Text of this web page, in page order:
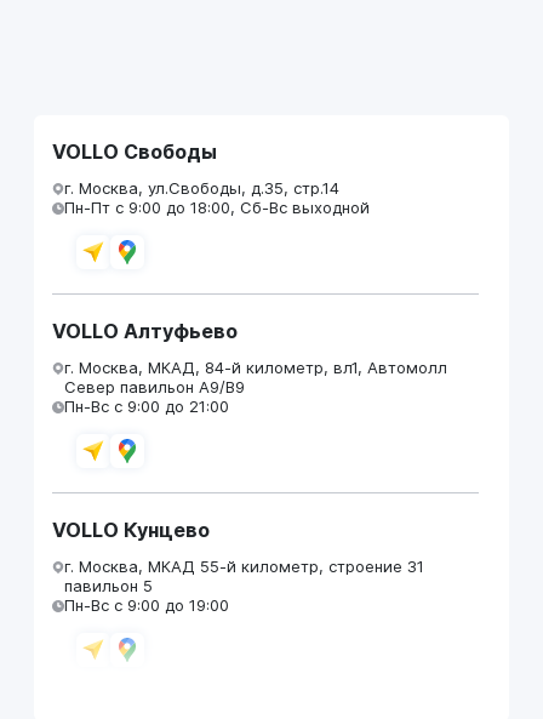
VOLLO Свободы
г. Москва, ул.Свободы, д.35, стр.14
Пн-Пт с 9:00 до 18:00, Сб-Вс выходной
VOLLO Алтуфьево
г. Москва, МКАД, 84-й километр, вл1, Автомолл
Север павильон А9/В9
Пн-Вс с 9:00 до 21:00
VOLLO Кунцево
г. Москва, МКАД 55-й километр, строение 31
павильон 5
Пн-Вс с 9:00 до 19:00